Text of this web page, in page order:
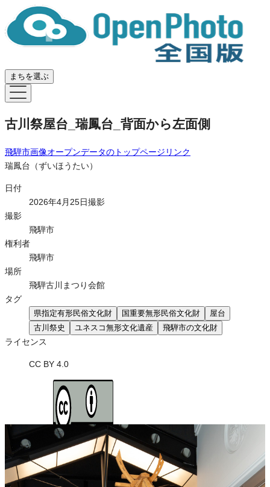
まちを選ぶ
古川祭屋台_瑞鳳台_背面から左面側
飛騨市画像オープンデータのトップページリンク
瑞鳳台（ずいほうたい）
日付
2026年4月25日撮影
撮影
飛騨市
権利者
飛騨市
場所
飛騨古川まつり会館
タグ
県指定有形民俗文化財 国重要無形民俗文化財
屋台
古川祭史
ユネスコ無形文化遺産 飛騨市の文化財
ライセンス
CC BY 4.0
ライセンスの内容を確認する
JSON-LD出力